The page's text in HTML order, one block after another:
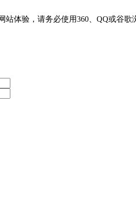
站体验，请务必使用360、QQ或谷歌